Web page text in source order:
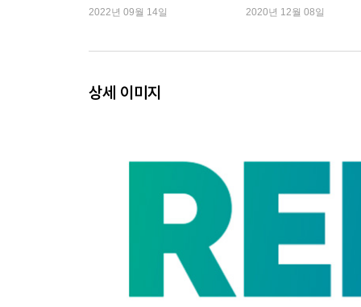
4. 미래 꿰뚫는 ‘촉’을 만드는 3가지 습관법
2. 마음의 면역력을 키우는 3가지 백신
서를 읽었을까?
2022년 09월 14일 2020년 12월 08일
상세 이미지